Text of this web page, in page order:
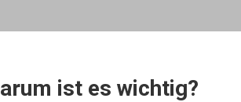
ist es wichtig?